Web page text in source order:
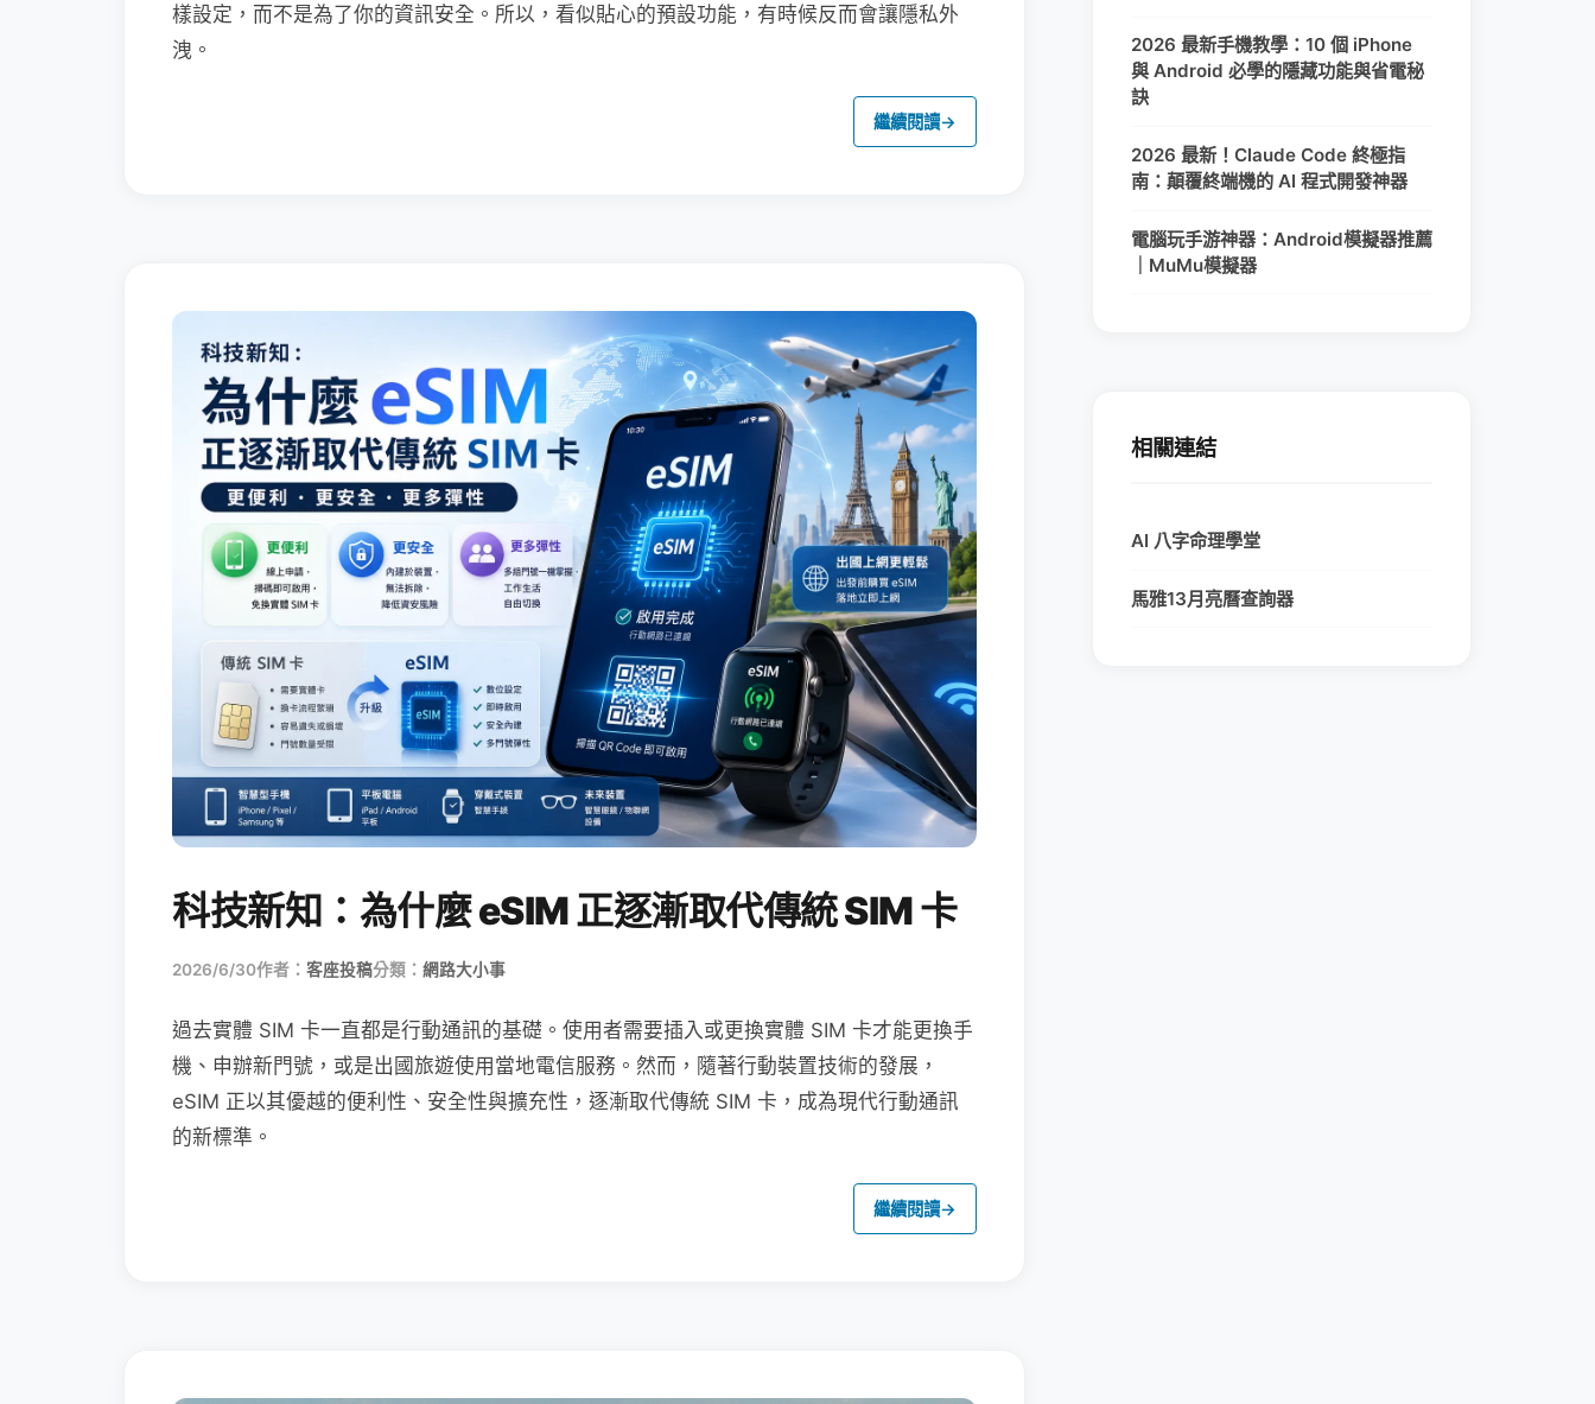
樣設定，而不是為了你的資訊安全。所以，看似貼心的預設功能，有時候反而會讓隱私外
洩。
繼續閱讀→
科技新知：為什麼 eSIM 正逐漸取代傳統 SIM 卡
2026/6/30作者： 客座投稿分類： 網路大小事
過去實體 SIM 卡一直都是行動通訊的基礎。使用者需要插入或更換實體 SIM 卡才能更換手
機、申辦新門號，或是出國旅遊使用當地電信服務。然而，隨著行動裝置技術的發展，
eSIM 正以其優越的便利性、安全性與擴充性，逐漸取代傳統 SIM 卡，成為現代行動通訊
的新標準。
繼續閱讀→
2026 最新手機教學：10 個 iPhone
與 Android 必學的隱藏功能與省電秘
訣
2026 最新！Claude Code 終極指
南：顛覆終端機的 AI 程式開發神器
電腦玩手游神器：Android模擬器推薦
｜MuMu模擬器
相關連結
AI 八字命理學堂
馬雅13月亮曆查詢器